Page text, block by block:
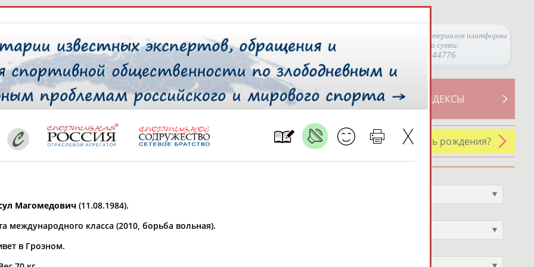
Просмотры материалов платформы
за сутки:
44776
СВОДНЫЕ ИНДЕКСЫ
ТАБЛО АКТИВНОСТИ
РЕСУРСНАЯ ПЛОЩАДКА
У кого сегодня день рождения?
проживания
Магомедович (11.08.1984).
международного класса (2010, борьба вольная).
в Грозном.